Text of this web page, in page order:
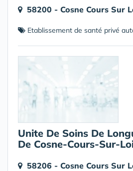
58200 - Cosne Cours Sur
Etablissement de santé privé
Unite De Soins De
De Cosne-Cours-Sur-
58206 - Cosne Cours Sur